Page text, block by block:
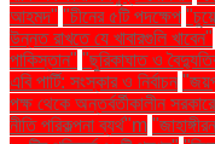
আহমদ" "চীনের ৫টি পদক্ষেপ
উন্নত রাখতে যে খাবারগুলি খাবেন"
পাকিস্তান" "ছুরিকাঘাত ও
এবি পার্টি: সংস্কার ও নির্বাচন
পক্ষ থেকে অন্তর্বর্তীকালীন
নীতি পরিকল্পনা ব্যর্থ"m